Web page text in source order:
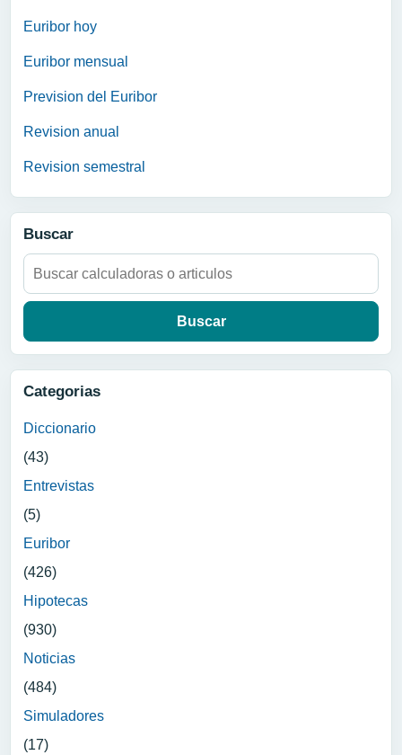
Euribor hoy
Euribor mensual
Prevision del Euribor
Revision anual
Revision semestral
Buscar
Buscar:
Categorias
Diccionario
(43)
Entrevistas
(5)
Euribor
(426)
Hipotecas
(930)
Noticias
(484)
Simuladores
(17)